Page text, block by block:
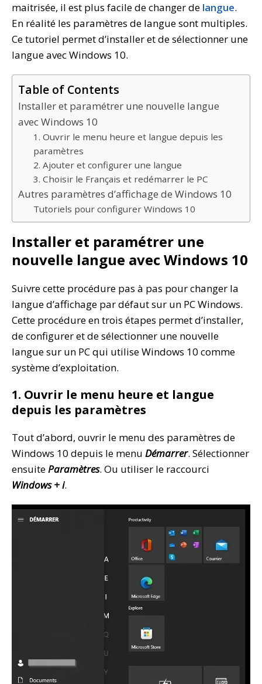
maitrisée, il est plus facile de changer de langue.
En réalité les paramètres de langue sont multiples.
Ce tutoriel permet d’installer et de sélectionner une
langue avec Windows 10.
Table of Contents
Installer et paramétrer une nouvelle langue
avec Windows 10
1. Ouvrir le menu heure et langue depuis les
paramètres
2. Ajouter et configurer une langue
3. Choisir le Français et redémarrer le PC
Autres paramètres d’affichage de Windows 10
Tutoriels pour configurer Windows 10
Installer et paramétrer une
nouvelle langue avec Windows 10
Suivre cette procédure pas à pas pour changer la
langue d’affichage par défaut sur un PC Windows.
Cette procédure en trois étapes permet d’installer,
de configurer et de sélectionner une nouvelle
langue sur un PC qui utilise Windows 10 comme
système d’exploitation.
1. Ouvrir le menu heure et langue
depuis les paramètres
Tout d’abord, ouvrir le menu des paramètres de
Windows 10 depuis le menu Démarrer. Sélectionner
ensuiteParamètres. Ou utiliser le raccourci
Windows + i.